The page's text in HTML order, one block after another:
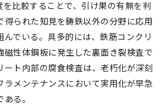
比較することで、引け巣の有無を判
得られた知見を鋳鉄以外の分野に応用
でいる。具多的には、鉄筋コンクリ
磁性体鋼板に発生した裏面き裂検査で
ート内部の腐食検査は、老朽化が深刻
ラメンテナンスにおいて実用化が早急
る。